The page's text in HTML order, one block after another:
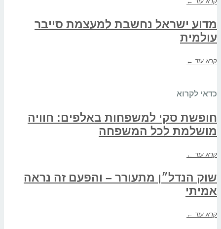
מדוע ישראל נחשבת למעצמת סייבר
עולמית
קרא עוד ←
כדאי לקרוא
חופשת סקי למשפחות באלפים: חוויה
מושלמת לכל המשפחה
קרא עוד ←
שוק הנדל״ן מתעורר – והפעם זה נראה
אמיתי
קרא עוד ←